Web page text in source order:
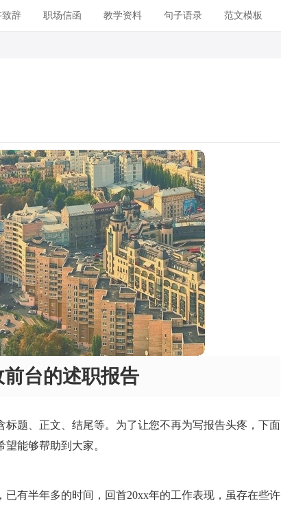
致辞 职场信函 教学资料 句子语录 范文模板
前台的述职报告
题、正文、结尾等。为了让您不再为写报告头疼，下面
能够帮助到大家。
有半年多的时间，回首20xx年的工作表现，虽存在些许